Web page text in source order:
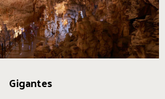
Gigantes